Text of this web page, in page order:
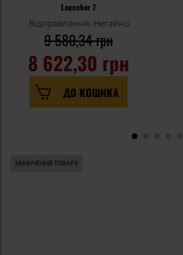
Launcher 7
Відправлення: Негайно
8 622,30 грн
9 580,34 грн
ДО КОШИКА
ЗАКІНЧЕННЯ ТОВАРУ